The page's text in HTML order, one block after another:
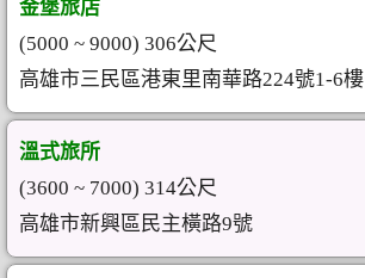
金堡旅店
(5000 ~ 9000) 306公尺
高雄市三民區港東里南華路224號1-6樓
溫式旅所
(3600 ~ 7000) 314公尺
高雄市新興區民主橫路9號